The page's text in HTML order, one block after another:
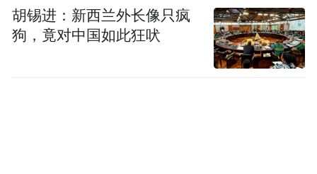
胡锡进：新西兰外长像只疯
狗，竟对中国如此狂吠